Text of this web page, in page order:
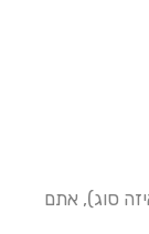
סוג), אתם